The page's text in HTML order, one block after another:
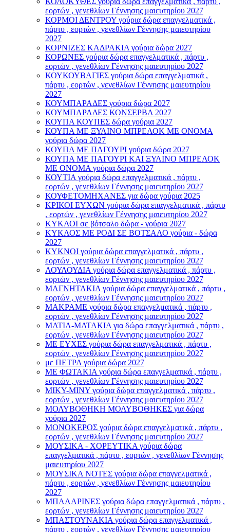
εορτών , γενεθλίων Γέννησης μαιευτηρίου 2027
ΚΟΡΜΟΙ ΔΕΝΤΡΟΥ γούρια δώρα επαγγελματικά ,
πάρτυ , εορτών , γενεθλίων Γέννησης μαιευτηρίου
2027
ΚΟΡΝΙΖΕΣ ΚΑΔΡΑΚΙΑ γούρια δώρα 2027
ΚΟΡΩΝΕΣ γούρια δώρα επαγγελματικά , πάρτυ ,
εορτών , γενεθλίων Γέννησης μαιευτηρίου 2027
ΚΟΥΚΟΥΒΑΓΙΕΣ γούρια δώρα επαγγελματικά ,
πάρτυ , εορτών , γενεθλίων Γέννησης μαιευτηρίου
2027
ΚΟΥΜΠΑΡΑΔΕΣ γούρια δώρα 2027
ΚΟΥΜΠΑΡΑΔΕΣ ΚΟΝΣΕΡΒΑ 2027
ΚΟΥΠΑ ΚΟΥΠΕΣ δώρα γούρια 2027
ΚΟΥΠΑ ΜΕ ΞΥΛΙΝΟ ΜΠΡΕΛΟΚ ΜΕ ΟΝΟΜΑ
γούρια δώρα 2027
ΚΟΥΠΑ ΜΕ ΠΑΓΟΥΡΙ γούρια δώρα 2027
ΚΟΥΠΑ ΜΕ ΠΑΓΟΥΡΙ ΚΑΙ ΞΥΛΙΝΟ ΜΠΡΕΛΟΚ
ΜΕ ΟΝΟΜΑ γούρια δώρα 2027
ΚΟΥΤΙΑ γούρια δώρα επαγγελματικά , πάρτυ ,
εορτών , γενεθλίων Γέννησης μαιευτηρίου 2027
ΚΟΥΦΕΤΟΜΗΧΑΝΕΣ για δώρα γούρια 2025
ΚΡΙΚΟΙ ΕΥΧΩΝ γούρια δώρα επαγγελματικά , πάρτυ
, εορτών , γενεθλίων Γέννησης μαιευτηρίου 2027
ΚΥΚΛΟΙ σε βότσαλο δώρα - γούρια 2027
ΚΥΚΛΟΣ ΜΕ ΡΟΔΙ ΣΕ ΒΟΤΣΑΛΟ γούρια - δώρα
2027
ΚΥΚΝΟΙ γούρια δώρα επαγγελματικά , πάρτυ ,
εορτών , γενεθλίων Γέννησης μαιευτηρίου 2027
ΛΟΥΛΟΥΔΙΑ γούρια δώρα επαγγελματικά , πάρτυ ,
εορτών , γενεθλίων Γέννησης μαιευτηρίου 2027
ΜΑΓΝΗΤΑΚΙΑ γούρια δώρα επαγγελματικά , πάρτυ ,
εορτών , γενεθλίων Γέννησης μαιευτηρίου 2027
ΜΑΚΡΑΜΕ γούρια δώρα επαγγελματικά , πάρτυ ,
εορτών , γενεθλίων Γέννησης μαιευτηρίου 2027
ΜΑΤΙΑ-ΜΑΤΑΚΙΑ για δώρα επαγγελματικά , πάρτυ ,
εορτών , γενεθλίων Γέννησης μαιευτηρίου 2027
ΜΕ ΕΥΧΕΣ γούρια δώρα επαγγελματικά , πάρτυ ,
εορτών , γενεθλίων Γέννησης μαιευτηρίου 2027
με ΠΕΤΡΑ γούρια δώρα 2027
ΜΕ ΦΩΤΑΚΙΑ γούρια δώρα επαγγελματικά , πάρτυ ,
εορτών , γενεθλίων Γέννησης μαιευτηρίου 2027
ΜΙΚΥ-ΜΙΝΥ γούρια δώρα επαγγελματικά , πάρτυ ,
εορτών , γενεθλίων Γέννησης μαιευτηρίου 2027
ΜΟΛΥΒΟΘΗΚΗ ΜΟΛΥΒΟΘΗΚΕΣ για δώρα
γούρια 2027
ΜΟΝΟΚΕΡΟΣ γούρια δώρα επαγγελματικά , πάρτυ ,
εορτών , γενεθλίων Γέννησης μαιευτηρίου 2027
ΜΟΥΣΙΚΑ - ΧΟΡΕΥΤΙΚΑ γούρια δώρα
επαγγελματικά , πάρτυ , εορτών , γενεθλίων Γέννησης
μαιευτηρίου 2027
ΜΟΥΣΙΚΑ ΝΟΤΕΣ γούρια δώρα επαγγελματικά ,
πάρτυ , εορτών , γενεθλίων Γέννησης μαιευτηρίου
2027
ΜΠΑΛΑΡΙΝΕΣ γούρια δώρα επαγγελματικά , πάρτυ ,
εορτών , γενεθλίων Γέννησης μαιευτηρίου 2027
ΜΠΑΣΤΟΥΝΑΚΙΑ γούρια δώρα επαγγελματικά ,
πάρτυ , εορτών , γενεθλίων Γέννησης μαιευτηρίου